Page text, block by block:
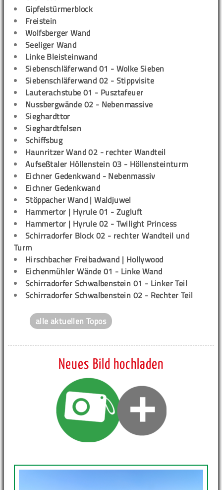
Gipfelstürmerblock
Freistein
Wolfsberger Wand
Seeliger Wand
Linke Bleisteinwand
Siebenschläferwand 01 - Wolke Sieben
Siebenschläferwand 02 - Stippvisite
Lauterachstube 01 - Pusztafeuer
Nussbergwände 02 - Nebenmassive
Sieghardttor
Sieghardtfelsen
Schiffsbug
Haunritzer Wand 02 - rechter Wandteil
Aufseßtaler Höllenstein 03 - Höllensteinturm
Eichner Gedenkwand - Nebenmassiv
Eichner Gedenkwand
Stöppacher Wand | Waldjuwel
Hammertor | Hyrule 01 - Zugluft
Hammertor | Hyrule 02 - Twilight Princess
Schirradorfer Block 02 - rechter Wandteil und
Turm
Hirschbacher Freibadwand | Hollywood
Eichenmühler Wände 01 - Linke Wand
Schirradorfer Schwalbenstein 01 - Linker Teil
Schirradorfer Schwalbenstein 02 - Rechter Teil
alle aktuellen Topos
Neues Bild hochladen